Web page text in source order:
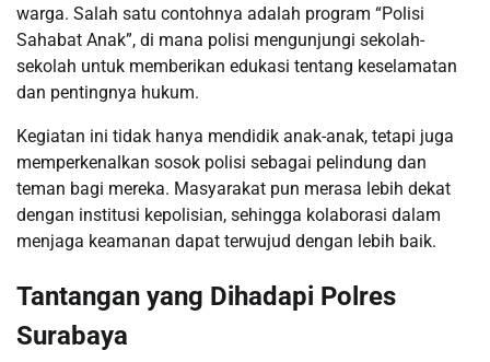
warga. Salah satu contohnya adalah program “Polisi
Sahabat Anak”, di mana polisi mengunjungi sekolah-
sekolah untuk memberikan edukasi tentang keselamatan
dan pentingnya hukum.
Kegiatan ini tidak hanya mendidik anak-anak, tetapi juga
memperkenalkan sosok polisi sebagai pelindung dan
teman bagi mereka. Masyarakat pun merasa lebih dekat
dengan institusi kepolisian, sehingga kolaborasi dalam
menjaga keamanan dapat terwujud dengan lebih baik.
Tantangan yang Dihadapi Polres
Surabaya